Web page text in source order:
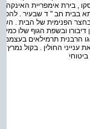
, בירת אימפריית האינקה
בבית חב " ד שבעיר .
הפנימית של הבית .
דיבורו ובשפת הגוף שלו
הרבנית תרמילאים
ענייני החולין . בקול נמרץ